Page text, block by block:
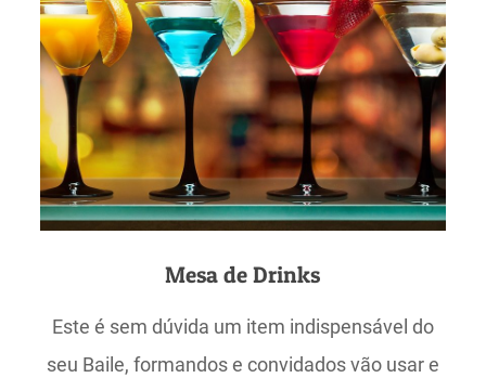
Mesa de Drinks
Este é sem dúvida um item indispensável do
seu Baile, formandos e convidados vão usar e